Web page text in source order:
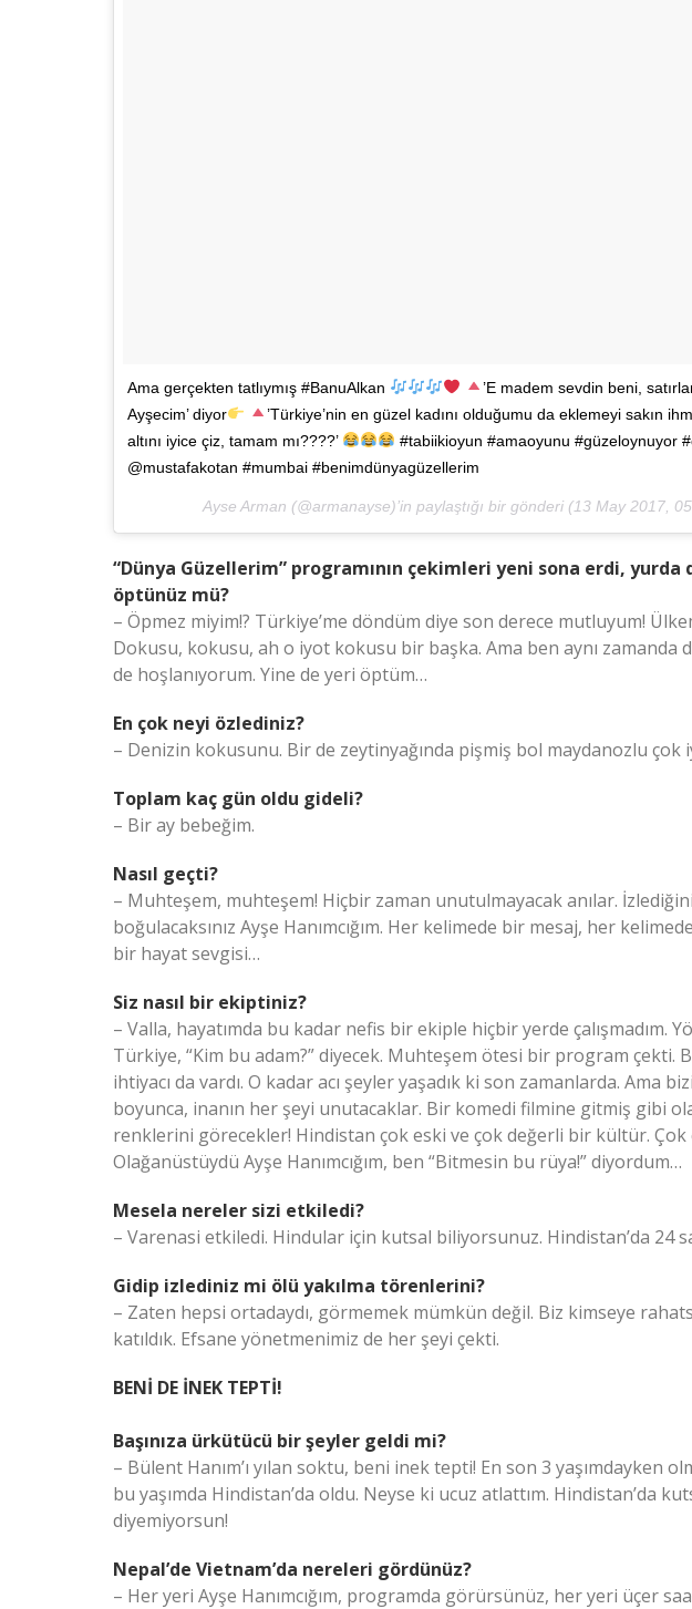
Ama gerçekten tatlıymış #BanuAlkan
’E madem sevdin beni,
Ayşecim’ diyor
’Türkiye’nin en güzel kadını olduğumu da eklemeyi sakın
altını iyice çiz, tamam mı????’
#tabiikioyun #amaoyunu #güzeloynuyor
@mustafakotan #mumbai #benimdünyagüzellerim
Ayse Arman (@armanayse)’in paylaştığı bir gönderi (13 May 2017,
“Dünya Güzellerim” programının çekimleri yeni sona erdi, yurda
öptünüz mü?
– Öpmez miyim!? Türkiye’me döndüm diye son derece mutluyum!
Dokusu, kokusu, ah o iyot kokusu bir başka. Ama ben aynı zamanda
de hoşlanıyorum. Yine de yeri öptüm…
En çok neyi özlediniz?
– Denizin kokusunu. Bir de zeytinyağında pişmiş bol maydanozlu çok
Toplam kaç gün oldu gideli?
– Bir ay bebeğim.
Nasıl geçti?
– Muhteşem, muhteşem! Hiçbir zaman unutulmayacak anılar.
boğulacaksınız Ayşe Hanımcığım. Her kelimede bir mesaj, her
bir hayat sevgisi…
Siz nasıl bir ekiptiniz?
– Valla, hayatımda bu kadar nefis bir ekiple hiçbir yerde çalışmadım.
Türkiye, “Kim bu adam?” diyecek. Muhteşem ötesi bir program çekti.
ihtiyacı da vardı. O kadar acı şeyler yaşadık ki son zamanlarda. Ama
boyunca, inanın her şeyi unutacaklar. Bir komedi filmine gitmiş gibi
renklerini görecekler! Hindistan çok eski ve çok değerli bir kültür. Çok
Olağanüstüydü Ayşe Hanımcığım, ben “Bitmesin bu rüya!” diyordum…
Mesela nereler sizi etkiledi?
– Varenasi etkiledi. Hindular için kutsal biliyorsunuz. Hindistan’da 24
Gidip izlediniz mi ölü yakılma törenlerini?
– Zaten hepsi ortadaydı, görmemek mümkün değil. Biz kimseye
katıldık. Efsane yönetmenimiz de her şeyi çekti.
BENİ DE İNEK TEPTİ!
Başınıza ürkütücü bir şeyler geldi mi?
– Bülent Hanım’ı yılan soktu, beni inek tepti! En son 3 yaşımdayken
bu yaşımda Hindistan’da oldu. Neyse ki ucuz atlattım. Hindistan’da
diyemiyorsun!
Nepal’de Vietnam’da nereleri gördünüz?
– Her yeri Ayşe Hanımcığım, programda görürsünüz, her yeri üçer